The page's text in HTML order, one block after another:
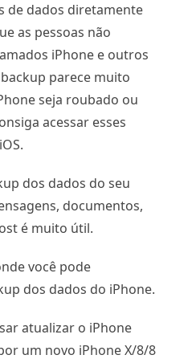
de dados diretamente
as pessoas não
iPhone e outros
parece muito
seja roubado ou
acessar esses
dos dados do seu
documentos,
é muito útil.
você pode
dos dados do iPhone.
atualizar o iPhone
um novo iPhone X/8/8